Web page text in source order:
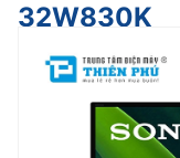
32W830K